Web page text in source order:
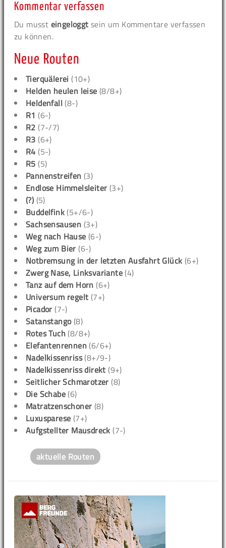
Kommentar verfassen
Du musst eingeloggt sein um Kommentare verfassen
zu können.
Neue Routen
Tierquälerei (10+)
Helden heulen leise (8/8+)
Heldenfall (8-)
R1 (6-)
R2 (7-/7)
R3 (6+)
R4 (5-)
R5 (5)
Pannenstreifen (3)
Endlose Himmelsleiter (3+)
(?) (5)
Buddelfink (5+/6-)
Sachsensausen (3+)
Weg nach Hause (6-)
Weg zum Bier (6-)
Notbremsung in der letzten Ausfahrt Glück (6+)
Zwerg Nase, Linksvariante (4)
Tanz auf dem Horn (6+)
Universum regelt (7+)
Picador (7-)
Satanstango(8)
Rotes Tuch (8/8+)
Elefantenrennen (6/6+)
Nadelkissenriss(8+/9-)
Nadelkissenriss direkt (9+)
Seitlicher Schmarotzer (8)
Die Schabe (6)
Matratzenschoner (8)
Luxusparese (7+)
Aufgstellter Mausdreck (7-)
aktuelle Routen